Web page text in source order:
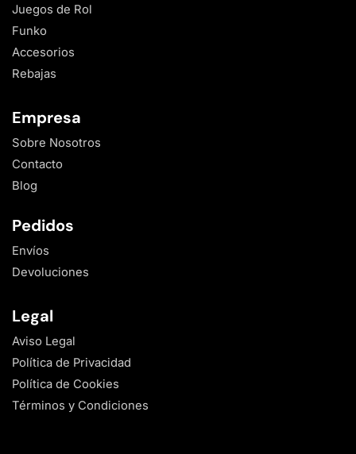
Juegos de Rol
Funko
Accesorios
Rebajas
Empresa
Sobre Nosotros
Contacto
Blog
Pedidos
Envíos
Devoluciones
Legal
Aviso Legal
Política de Privacidad
Política de Cookies
Términos y Condiciones